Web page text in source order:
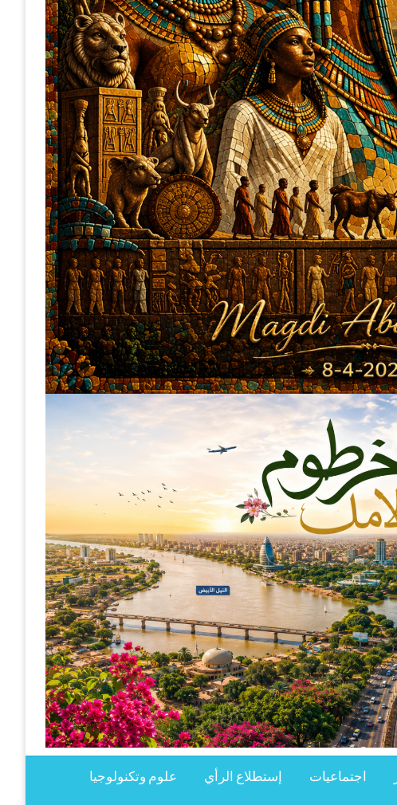
اجتماعيات إستطلاع الرأي علوم وتكنولوجيا